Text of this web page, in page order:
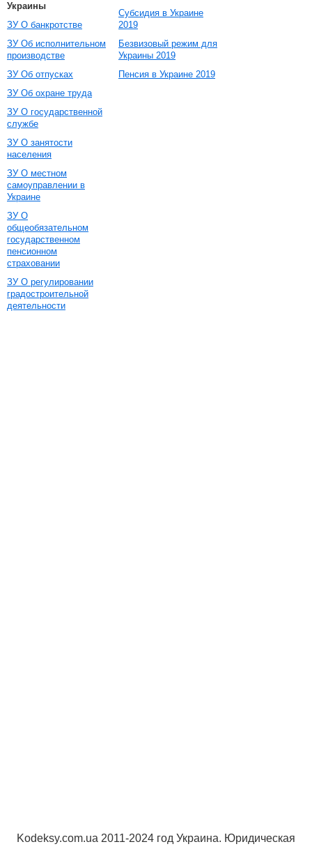
Украины
ЗУ О банкротстве
ЗУ Об исполнительном
производстве
ЗУ Об отпусках
ЗУ Об охране труда
ЗУ О государственной
службе
ЗУ О занятости
населения
ЗУ О местном
самоуправлении в
Украине
ЗУ О
общеобязательном
государственном
пенсионном
страховании
ЗУ О регулировании
градостроительной
деятельности
Субсидия в Украине
2019
Безвизовый режим для
Украины 2019
Пенсия в Украине 2019
Kodeksy.com.ua 2011-2024 год Украина. Юридическая